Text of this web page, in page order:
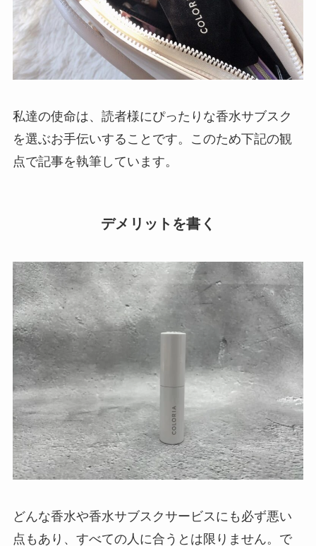
私達の使命は、読者様にぴったりな香水サブスク
を選ぶお手伝いすることです。このため下記の観
点で記事を執筆しています。
デメリットを書く
どんな香水や香水サブスクサービスにも必ず悪い
点もあり、すべての人に合うとは限りません。で